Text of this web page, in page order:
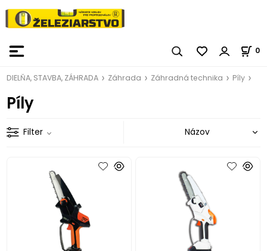
0
DIELŇA, STAVBA, ZÁHRADA Záhrada Záhradná technika Píly
Píly
Filter